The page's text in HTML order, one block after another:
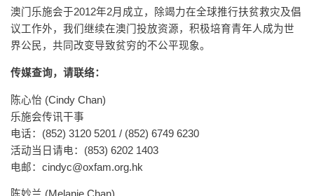
澳门乐施会于2012年2月成立，除竭力在全球推行扶贫救灾及倡
议工作外，我们继续在澳门投放资源，积极培育青年人成为世
界公民，共同改变导致贫穷的不公平现象。
传媒查询，请联络：
陈心怡 (Cindy Chan)
乐施会传讯干事
电话：(852) 3120 5201 / (852) 6749 6230
活动当日请电：(853) 6202 1403
电邮： cindyc@oxfam.org.hk